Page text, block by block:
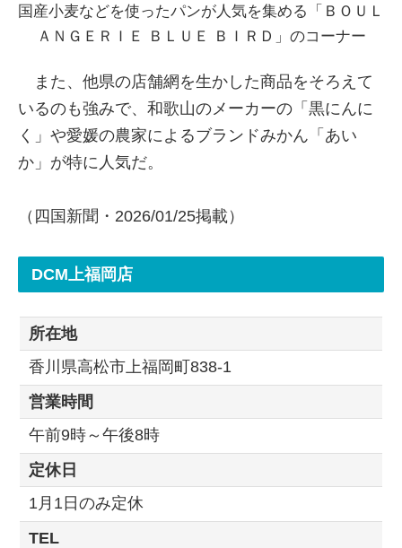
国産小麦などを使ったパンが人気を集める「ＢＯＵＬ
ＡＮＧＥＲＩＥ ＢＬＵＥ ＢＩＲＤ」のコーナー
また、他県の店舗網を生かした商品をそろえて
いるのも強みで、和歌山のメーカーの「黒にんに
く」や愛媛の農家によるブランドみかん「あい
か」が特に人気だ。
（四国新聞・2026/01/25掲載）
DCM上福岡店
所在地
香川県高松市上福岡町838-1
営業時間
午前9時～午後8時
定休日
1月1日のみ定休
TEL